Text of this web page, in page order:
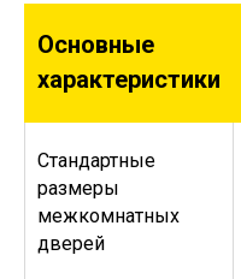
Основные
характеристики
Стандартные
размеры
межкомнатных
дверей